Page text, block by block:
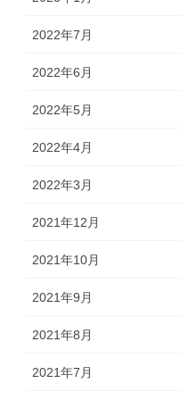
2022年7月
2022年6月
2022年5月
2022年4月
2022年3月
2021年12月
2021年10月
2021年9月
2021年8月
2021年7月